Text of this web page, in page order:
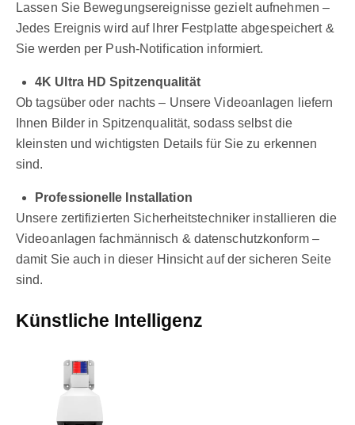
Lassen Sie Bewegungsereignisse gezielt aufnehmen –
Jedes Ereignis wird auf Ihrer Festplatte abgespeichert &
Sie werden per Push-Notification informiert.
4K Ultra HD Spitzenqualität
Ob tagsüber oder nachts – Unsere Videoanlagen liefern
Ihnen Bilder in Spitzenqualität, sodass selbst die
kleinsten und wichtigsten Details für Sie zu erkennen
sind.
Professionelle Installation
Unsere zertifizierten Sicherheitstechniker installieren die
Videoanlagen fachmännisch & datenschutzkonform –
damit Sie auch in dieser Hinsicht auf der sicheren Seite
sind.
Künstliche Intelligenz